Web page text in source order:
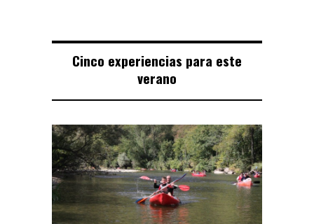
Cinco experiencias para este
verano